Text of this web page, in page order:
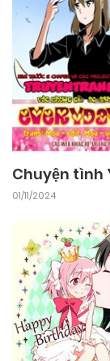
Chuyện tình
01/11/2024